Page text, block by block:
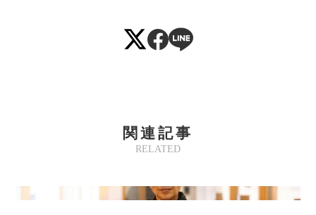
RELATED
関連記事